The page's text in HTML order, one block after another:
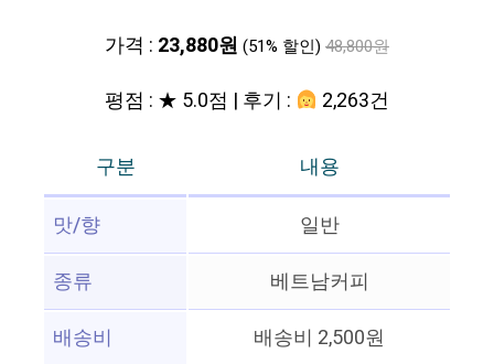
가격 : 23,880원 (51% 할인) 48,800원
평점 : ★ 5.0점 | 후기 : 2,263건
구분
내용
맛/향
일반
종류
베트남커피
배송비
배송비 2,500원